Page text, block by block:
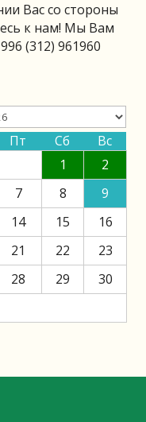
Вас со стороны
к нам! Мы Вам
(312) 961960
Пт Сб
Вс
1
2
7 8
9
14 15
16
21 22
23
28 29
30